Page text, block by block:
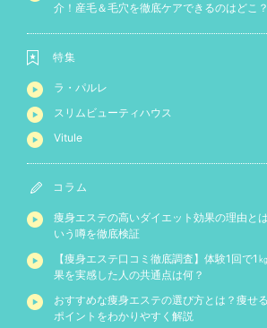
介！産毛＆毛穴を徹底ケアできるのはどこ？
特集
ラ・パルレ
スリムビューティハウス
Vitule
コラム
痩身エステの高いダイエット効果の理由と
いう噂を徹底検証
【痩身エステ口コミ徹底調査】体験1回で1
果を実感した人の共通点は何？
おすすめな痩身エステの選び方とは？痩せ
ポイントをわかりやすく解説